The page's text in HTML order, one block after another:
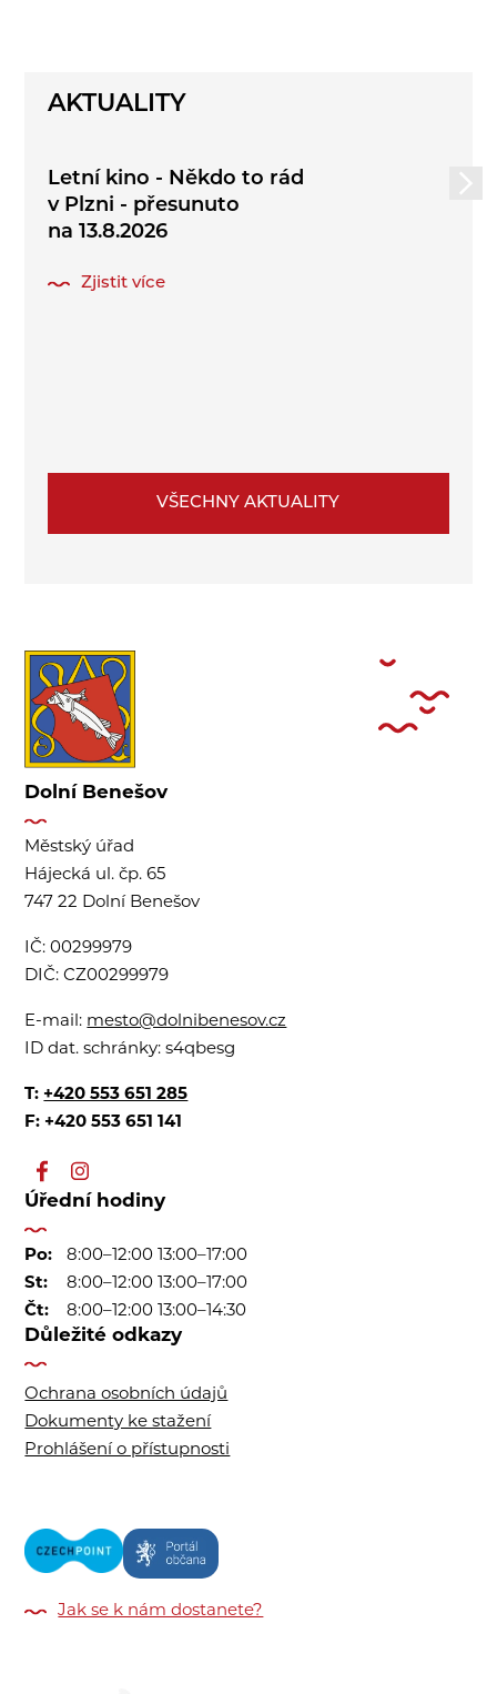
AKTUALITY
Letní kino - Někdo to rád
v Plzni - přesunuto
na 13.8.2026
Zjistit více
VŠECHNY AKTUALITY
Dolní Benešov
Městský úřad
Hájecká ul. čp. 65
747 22 Dolní Benešov
IČ:00299979
DIČ:CZ00299979
E-mail: mesto@dolnibenesov.cz
ID dat. schránky:s4qbesg
T: +420 553 651 285
F: +420 553 651 141
Úřední hodiny
Po:
8:00–12:00 13:00–17:00
St:
8:00–12:00 13:00–17:00
Čt:
8:00–12:00 13:00–14:30
Důležité odkazy
Ochrana osobních údajů
Dokumenty ke stažení
Prohlášení o přístupnosti
Jak se k nám dostanete?